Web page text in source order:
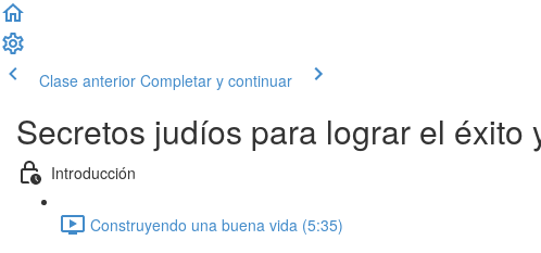
Clase anterior Completar y continuar
Secretos judíos para lograr el éxito
Introducción
Construyendo una buena vida (5:35)